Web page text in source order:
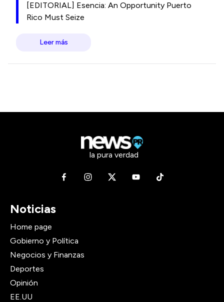
[EDITORIAL] Esencia: An Opportunity Puerto
Rico Must Seize
Leer más
la pura verdad
Noticias
Home page
Gobierno y Política
Negocios y Finanzas
Deportes
Opinión
EE.UU